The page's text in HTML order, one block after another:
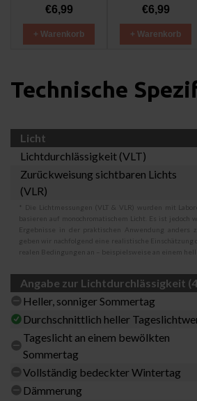
€6,99
+ Warenkorb
€6,99
+ Warenkorb
Technische
Licht
Lichtdurchlässigkeit (VLT)
Zurückweisung sichtbaren Lichts
(VLR)
* Die Lichtmessungen (VLT & VLR) wurden mit
basieren auf monochromatischem Licht. Es ist jedoch
Ergebnisse in der praktischen Anwendung anders
geben wir nachfolgend eine realistische
realen Bedingungen an – beispielsweise an einem
Angabe zur Lichtdurchlässigkeit
Heller, sonniger Sommertag
Durchschnittlich heller
Tageslicht an einem bewölkten
Sommertag
Vollständig bedeckter Wintertag
Dämmerung